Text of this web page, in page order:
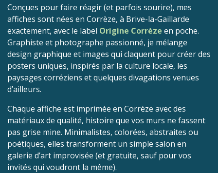
Conçues pour faire réagir (et parfois sourire), mes
affiches sont nées en Corrèze, à Brive-la-Gaillarde
exactement, avec le label Origine Corrèze en poche.
Graphiste et photographe passionné, je mélange
design graphique et images qui claquent pour créer des
posters uniques, inspirés par la culture locale, les
paysages corréziens et quelques divagations venues
d’ailleurs.
Chaque affiche est imprimée en Corrèze avec des
matériaux de qualité, histoire que vos murs ne fassent
pas grise mine. Minimalistes, colorées, abstraites ou
poétiques, elles transforment un simple salon en
galerie d’art improvisée (et gratuite, sauf pour vos
invités qui voudront la même).